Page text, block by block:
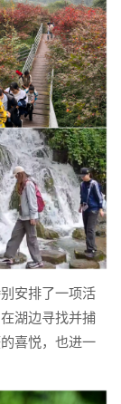
安排了一项活
湖边寻找并捕
喜悦，也进一